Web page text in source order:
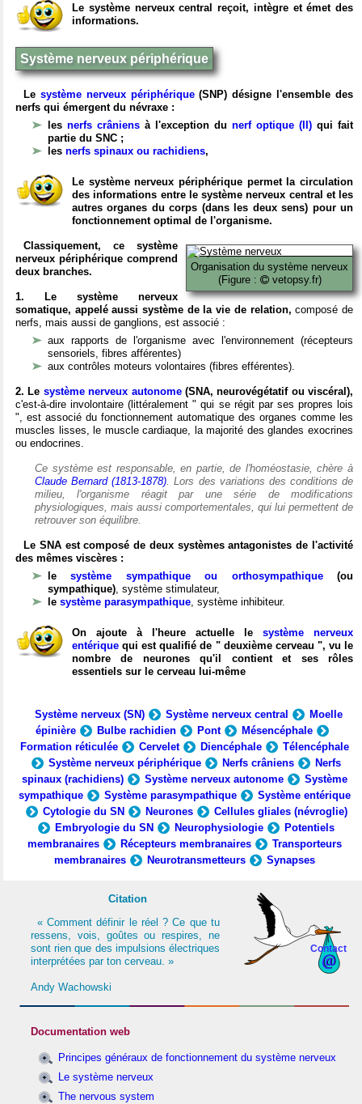
Le système nerveux central reçoit, intègre et émet des
informations.
Système nerveux périphérique
Le système nerveux périphérique(SNP) désigne l'ensemble des
nerfs qui émergent du névraxe :
les nerfs crâniens à l'exception du nerf optique (II) qui fait
partie du SNC ;
les nerfs spinaux ou rachidiens,
Le système nerveux périphérique permet la circulation
des informations entre le système nerveux central et les
autres organes du corps (dans les deux sens) pour un
fonctionnement optimal de l'organisme.
Organisation du système nerveux
(Figure :
vetopsy.fr)
Classiquement, ce système
nerveux périphérique comprend
deux branches.
1. Le système nerveux
somatique, appelé aussi système de la vie de relation, composé de
nerfs, mais aussi de ganglions, est associé :
aux rapports de l'organisme avec l'environnement (récepteurs
sensoriels, fibres afférentes)
aux contrôles moteurs volontaires (fibres efférentes).
2. Le système nerveux autonome(SNA, neurovégétatif ou viscéral),
c'est-à-dire involontaire (littéralement " qui se régit par ses propres lois
", est associé du fonctionnement automatique des organes comme les
muscles lisses, le muscle cardiaque, la majorité des glandes exocrines
ou endocrines.
Ce système est responsable, en partie, de l'homéostasie, chère à
Claude Bernard (1813-1878). Lors des variations des conditions de
milieu, l'organisme réagit par une série de modifications
physiologiques, mais aussi comportementales, qui lui permettent de
retrouver son équilibre.
Le SNA est composé de deux systèmes antagonistes de l'activité
des mêmes viscères :
lesystème sympathique ou orthosympathique(ou
sympathique), système stimulateur,
le système parasympathique, système inhibiteur.
On ajoute à l'heure actuelle le système nerveux
entérique qui est qualifié de " deuxième cerveau ", vu le
nombre de neurones qu'il contient et ses rôles
essentiels sur le cerveau lui-même
Système nerveux (SN) Système nerveux central
Moelle
épinière
Bulbe rachidien Pont
Mésencéphale
Formation réticulée
Cervelet Diencéphale
Télencéphale
Système nerveux périphérique
Nerfs crâniens
Nerfs
spinaux (rachidiens)
Système nerveux autonome
Système
sympathique
Système parasympathique
Système entérique
Cytologie du SN
Neurones
Cellules gliales (névroglie)
Embryologie du SN
Neurophysiologie
Potentiels
membranaires
Récepteurs membranaires
Transporteurs
membranaires
Neurotransmetteurs Synapses
Contact
Citation
« Comment définir le réel ? Ce que tu
ressens, vois, goûtes ou respires, ne
sont rien que des impulsions électriques
interprétées par ton cerveau. »
Andy Wachowski
Documentation web
Principes généraux de fonctionnement du système nerveux
Le système nerveux
The nervous system